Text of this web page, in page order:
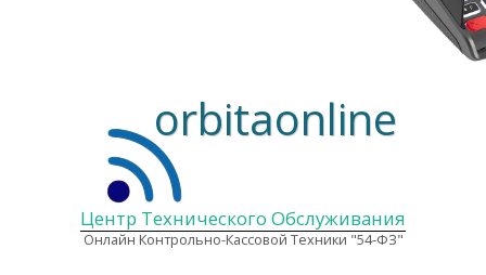
Центр Технического Обслуживания
Онлайн Контрольно-Кассовой Техники "54-ФЗ"
orbitaonline